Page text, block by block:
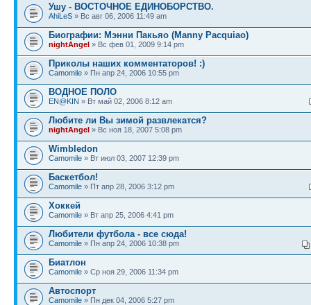
Ушу - ВОСТОЧНОЕ ЕДИНОБОРСТВО.
AhiLeS » Вс авг 06, 2006 11:49 am
Биографии: Мэнни Пакьяо (Manny Pacquiao)
nightAngel » Вс фев 01, 2009 9:14 pm
Приколы наших комментаторов! :)
Camomile » Пн апр 24, 2006 10:55 pm
ВОДНОЕ ПОЛО
EN@KIN » Вт май 02, 2006 8:12 am
Любите ли Вы зимой развлекатся?
nightAngel » Вс ноя 18, 2007 5:08 pm
Wimbledon
Camomile » Вт июл 03, 2007 12:39 pm
Баскетбол!
Camomile » Пт апр 28, 2006 3:12 pm
Хоккей
Camomile » Вт апр 25, 2006 4:41 pm
Любители футбола - все сюда!
Camomile » Пн апр 24, 2006 10:38 pm
Биатлон
Camomile » Ср ноя 29, 2006 11:34 pm
Автоспорт
Camomile » Пн дек 04, 2006 5:27 pm